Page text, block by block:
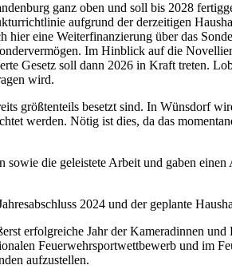
ganz oben und soll bis 2028
aufgrund der derzeitigen
eine Weiterfinanzierung über das
Im Hinblick auf die
Gesetz soll dann 2026 in Kraft treten.
wird.
größtenteils besetzt sind. In Wünsdorf
werden. Nötig ist dies, da das
die geleistete Arbeit und gaben
2024 und der geplante
erfolgreiche Jahr der Kameradinnen
Feuerwehrsportwettbewerb und im
aufzustellen.